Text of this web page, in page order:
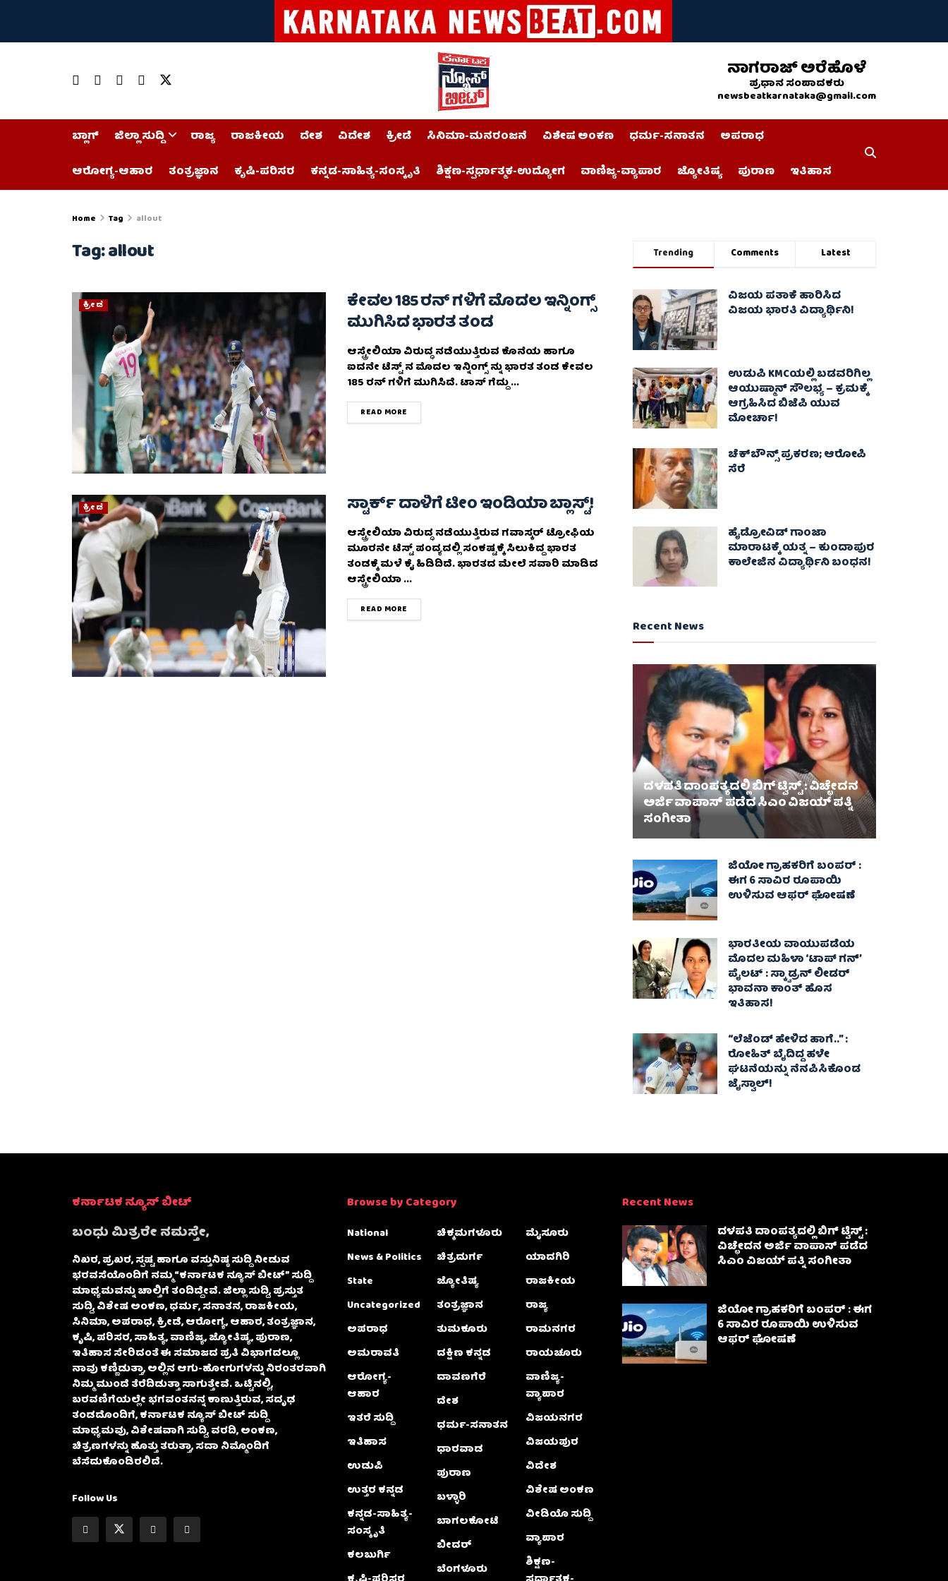
ನಾಗರಾಜ್ ಅರೆಹೊಳೆ
ಪ್ರಧಾನ ಸಂಪಾದಕರು
newsbeatkarnataka@gmail.com
ಬ್ಲಾಗ್ ಜಿಲ್ಲಾ ಸುದ್ದಿ ರಾಜ್ಯ ರಾಜಕೀಯ ದೇಶ ವಿದೇಶ ಕ್ರೀಡೆ ಸಿನಿಮಾ-ಮನರಂಜನೆ ವಿಶೇಷ ಅಂಕಣ ಧರ್ಮ-ಸನಾತನ
ಅಪರಾಧ
ಆರೋಗ್ಯ-ಆಹಾರ
ತಂತ್ರಜ್ಞಾನ ಕೃಷಿ-ಪರಿಸರ ಕನ್ನಡ-ಸಾಹಿತ್ಯ-ಸಂಸ್ಕೃತಿ ಶಿಕ್ಷಣ-ಸ್ಪರ್ಧಾತ್ಮಕ-ಉದ್ಯೋಗ ವಾಣಿಜ್ಯ-ವ್ಯಾಪಾರ ಜ್ಯೋತಿಷ್ಯ ಪುರಾಣ ಇತಿಹಾಸ
Home Tag allout
Tag:allout
ಕ್ರೀಡೆ ಕೇವಲ 185 ರನ್ ಗಳಿಗೆ ಮೊದಲ ಇನ್ನಿಂಗ್ಸ್
ಮುಗಿಸಿದ ಭಾರತ ತಂಡ
ಆಸ್ಟ್ರೇಲಿಯಾ ವಿರುದ್ಧ ನಡೆಯುತ್ತಿರುವ ಕೊನೆಯ ಹಾಗೂ
ಐದನೇ ಟೆಸ್ಟ್ ನ ಮೊದಲ ಇನ್ನಿಂಗ್ಸ್ ನ್ನು ಭಾರತ ತಂಡ ಕೇವಲ
185 ರನ್ ಗಳಿಗೆ ಮುಗಿಸಿದೆ. ಟಾಸ್ ಗೆದ್ದು ...
READ MORE
ಕ್ರೀಡೆ ಸ್ಟಾರ್ಕ್‌ ದಾಳಿಗೆ ಟೀಂ ಇಂಡಿಯಾ ಬ್ಲಾಸ್ಟ್!
ಆಸ್ಟ್ರೇಲಿಯಾ ವಿರುದ್ಧ ನಡೆಯುತ್ತಿರುವ ಗವಾಸ್ಕರ್ ಟ್ರೋಫಿಯ
ಮೂರನೇ ಟೆಸ್ಟ್ ಪಂದ್ಯದಲ್ಲಿ ಸಂಕಷ್ಟಕ್ಕೆ ಸಿಲುಕಿದ್ದ ಭಾರತ
ತಂಡಕ್ಕೆ ಮಳೆ ಕೈ ಹಿಡಿದಿದೆ. ಭಾರತದ ಮೇಲೆ ಸವಾರಿ ಮಾಡಿದ
ಆಸ್ಟ್ರೇಲಿಯಾ ...
READ MORE
Trending Comments Latest
ವಿಜಯ ಪತಾಕೆ ಹಾರಿಸಿದ
ವಿಜಯ ಭಾರತಿ ವಿದ್ಯಾರ್ಥಿನಿ!
ಉಡುಪಿ KMCಯಲ್ಲಿ ಬಡವರಿಗಿಲ್ಲ
ಆಯುಷ್ಮಾನ್ ಸೌಲಭ್ಯ – ಕ್ರಮಕ್ಕೆ
ಆಗ್ರಹಿಸಿದ ಬಿಜೆಪಿ ಯುವ
ಮೋರ್ಚಾ!
ಚೆಕ್​ಬೌನ್ಸ್​ ಪ್ರಕರಣ; ಆರೋಪಿ
ಸೆರೆ
ಹೈಡ್ರೋವಿಡ್ ಗಾಂಜಾ
ಮಾರಾಟಕ್ಕೆ ಯತ್ನ – ಕುಂದಾಪುರ
ಕಾಲೇಜಿನ ವಿದ್ಯಾರ್ಥಿನಿ ಬಂಧನ!
Recent News
ದಳಪತಿ ದಾಂಪತ್ಯದಲ್ಲಿ ಬಿಗ್ ಟ್ವಿಸ್ಟ್ : ವಿಚ್ಛೇದನ
ಅರ್ಜಿ ವಾಪಾಸ್‌ ಪಡೆದ ಸಿಎಂ ವಿಜಯ್ ಪತ್ನಿ
ಸಂಗೀತಾ‌
ಜಿಯೋ ಗ್ರಾಹಕರಿಗೆ ಬಂಪರ್ :
ಈಗ 6 ಸಾವಿರ ರೂಪಾಯಿ
ಉಳಿಸುವ ಆಫರ್ ಘೋಷಣೆ
ಭಾರತೀಯ ವಾಯುಪಡೆಯ
ಮೊದಲ ಮಹಿಳಾ ‘ಟಾಪ್ ಗನ್’
ಪೈಲಟ್ : ಸ್ಕ್ವಾಡ್ರನ್ ಲೀಡರ್
ಭಾವನಾ ಕಾಂತ್ ಹೊಸ
ಇತಿಹಾಸ!
“ಲೆಜೆಂಡ್ ಹೇಳಿದ ಹಾಗೆ..” :
ರೋಹಿತ್ ಬೈದಿದ್ದ ಹಳೇ
ಘಟನೆಯನ್ನು ನೆನಪಿಸಿಕೊಂಡ
ಜೈಸ್ವಾಲ್!
ಕರ್ನಾಟಕ ನ್ಯೂಸ್ ಬೀಟ್
ಬಂಧು ಮಿತ್ರರೇ ನಮಸ್ತೇ,
ನಿಖರ, ಪ್ರಖರ, ಸ್ಪಷ್ಟ ಹಾಗೂ ವಸ್ತುನಿಷ್ಠ ಸುದ್ದಿ ನೀಡುವ
ಭರವಸೆಯೊಂದಿಗೆ ನಮ್ಮ “ಕರ್ನಾಟಕ ನ್ಯೂಸ್ ಬೀಟ್” ಸುದ್ದಿ
ಮಾಧ್ಯಮವನ್ನು ಚಾಲ್ತಿಗೆ ತಂದಿದ್ದೇವೆ. ಜಿಲ್ಲಾ ಸುದ್ದಿ, ಪ್ರಸ್ತುತ
ಸುದ್ದಿ, ವಿಶೇಷ ಅಂಕಣ, ಧರ್ಮ, ಸನಾತನ, ರಾಜಕೀಯ,
ಸಿನಿಮಾ, ಅಪರಾಧ, ಕ್ರೀಡೆ, ಆರೋಗ್ಯ, ಆಹಾರ, ತಂತ್ರಜ್ಞಾನ,
ಕೃಷಿ, ಪರಿಸರ, ಸಾಹಿತ್ಯ, ವಾಣಿಜ್ಯ, ಜ್ಯೋತಿಷ್ಯ, ಪುರಾಣ,
ಇತಿಹಾಸ ಸೇರಿದಂತೆ ಈ ಸಮಾಜದ ಪ್ರತಿ ವಿಭಾಗದಲ್ಲೂ
ನಾವು ಕಣ್ಣಿಡುತ್ತಾ, ಅಲ್ಲಿನ ಆಗು-ಹೋಗುಗಳನ್ನು ನಿರಂತರವಾಗಿ
ನಿಮ್ಮ ಮುಂದೆ ತೆರೆದಿಡುತ್ತಾ ಸಾಗುತ್ತೇವೆ. ಒಟ್ಟಿನಲ್ಲಿ,
ಬರವಣಿಗೆಯಲ್ಲೇ ಭಗವಂತನನ್ನ ಕಾಣುತ್ತಿರುವ, ಸದೃಢ
ತಂಡದೊಂದಿಗೆ, ಕರ್ನಾಟಕ ನ್ಯೂಸ್ ಬೀಟ್ ಸುದ್ದಿ
ಮಾಧ್ಯಮವು, ವಿಶೇಷವಾಗಿ ಸುದ್ದಿ, ವರದಿ, ಅಂಕಣ,
ಚಿತ್ರಣಗಳನ್ನು ಹೊತ್ತು ತರುತ್ತಾ, ಸದಾ ನಿಮ್ಮೊಂದಿಗೆ
ಬೆಸೆದುಕೊಂಡಿರಲಿದೆ.
Follow Us
Browse by Category
National
News & Politics
State
Uncategorized
ಅಪರಾಧ
ಅಮರಾವತಿ
ಆರೋಗ್ಯ-
ಆಹಾರ
ಇತರೆ ಸುದ್ದಿ
ಇತಿಹಾಸ
ಉಡುಪಿ
ಉತ್ತರ ಕನ್ನಡ
ಕನ್ನಡ-ಸಾಹಿತ್ಯ-
ಸಂಸ್ಕೃತಿ
ಕಲಬುರ್ಗಿ
ಚಿಕ್ಕಮಗಳೂರು
ಚಿತ್ರದುರ್ಗ
ಜ್ಯೋತಿಷ್ಯ
ತಂತ್ರಜ್ಞಾನ
ತುಮಕೂರು
ದಕ್ಷಿಣ ಕನ್ನಡ
ದಾವಣಗೆರೆ
ದೇಶ
ಧರ್ಮ-ಸನಾತನ
ಧಾರವಾಡ
ಪುರಾಣ
ಬಳ್ಳಾರಿ
ಬಾಗಲಕೋಟೆ
ಬೀದರ್
ಬೆಂಗಳೂರು
ಮೈಸೂರು
ಯಾದಗಿರಿ
ರಾಜಕೀಯ
ರಾಜ್ಯ
ರಾಮನಗರ
ರಾಯಚೂರು
ವಾಣಿಜ್ಯ-
ವ್ಯಾಪಾರ
ವಿಜಯನಗರ
ವಿಜಯಪುರ
ವಿದೇಶ
ವಿಶೇಷ ಅಂಕಣ
ವೀಡಿಯೊ ಸುದ್ದಿ
ವ್ಯಾಪಾರ
ಶಿಕ್ಷಣ-
Recent News
ದಳಪತಿ ದಾಂಪತ್ಯದಲ್ಲಿ ಬಿಗ್ ಟ್ವಿಸ್ಟ್ :
ವಿಚ್ಛೇದನ ಅರ್ಜಿ ವಾಪಾಸ್‌ ಪಡೆದ
ಸಿಎಂ ವಿಜಯ್ ಪತ್ನಿ ಸಂಗೀತಾ‌
ಜಿಯೋ ಗ್ರಾಹಕರಿಗೆ ಬಂಪರ್ : ಈಗ
6 ಸಾವಿರ ರೂಪಾಯಿ ಉಳಿಸುವ
ಆಫರ್ ಘೋಷಣೆ